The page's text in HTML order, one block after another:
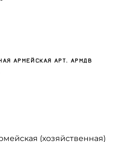
АРМЕЙСКАЯ АРТ. АРМДВ